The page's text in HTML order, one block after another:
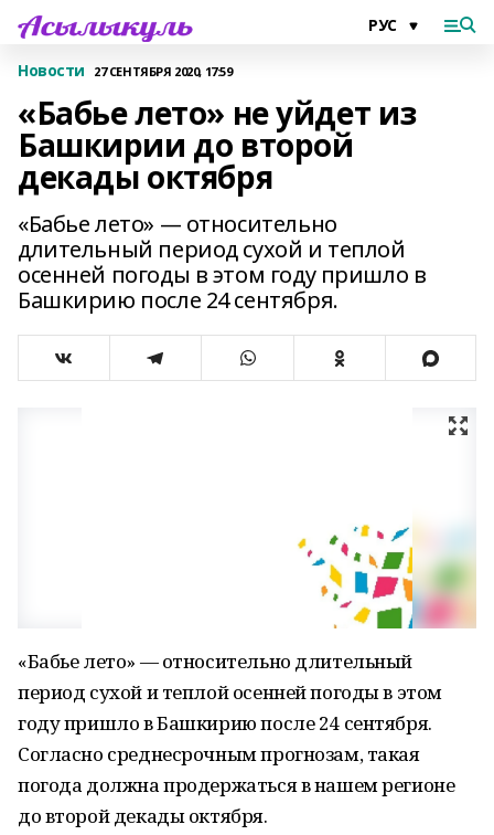
Новости 27 СЕНТЯБРЯ 2020, 17:59
«Бабье лето» не уйдет из
Башкирии до второй
декады октября
«Бабье лето» — относительно
длительный период сухой и теплой
осенней погоды в этом году пришло в
Башкирию после 24 сентября.
«Бабье лето» — относительно длительный
период сухой и теплой осенней погоды в этом
году пришло в Башкирию после 24 сентября.
Согласно среднесрочным прогнозам, такая
погода должна продержаться в нашем регионе
до второй декады октября.